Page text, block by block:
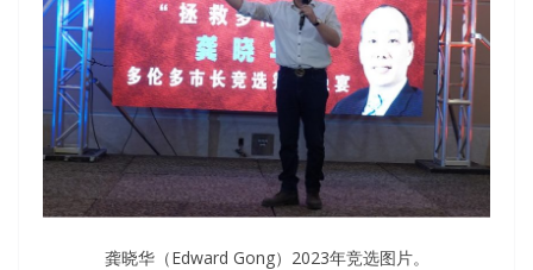
龚晓华（Edward Gong）2023年竞选图片。